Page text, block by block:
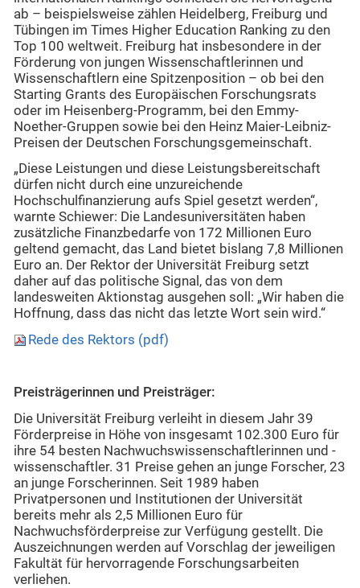
ab – beispielsweise zählen Heidelberg, Freiburg und
Tübingen im Times Higher Education Ranking zu den
Top 100 weltweit. Freiburg hat insbesondere in der
Förderung von jungen Wissenschaftlerinnen und
Wissenschaftlern eine Spitzenposition – ob bei den
Starting Grants des Europäischen Forschungsrats
oder im Heisenberg-Programm, bei den Emmy-
Noether-Gruppen sowie bei den Heinz Maier-Leibniz-
Preisen der Deutschen Forschungsgemeinschaft.
„Diese Leistungen und diese Leistungsbereitschaft
dürfen nicht durch eine unzureichende
Hochschulfinanzierung aufs Spiel gesetzt werden“,
warnte Schiewer: Die Landesuniversitäten haben
zusätzliche Finanzbedarfe von 172 Millionen Euro
geltend gemacht, das Land bietet bislang 7,8 Millionen
Euro an. Der Rektor der Universität Freiburg setzt
daher auf das politische Signal, das von dem
landesweiten Aktionstag ausgehen soll: „Wir haben die
Hoffnung, dass das nicht das letzte Wort sein wird.“
Rede des Rektors (pdf)
Preisträgerinnen und Preisträger:
Die Universität Freiburg verleiht in diesem Jahr 39
Förderpreise in Höhe von insgesamt 102.300 Euro für
ihre 54 besten Nachwuchswissenschaftlerinnen und -
wissenschaftler. 31 Preise gehen an junge Forscher, 23
an junge Forscherinnen. Seit 1989 haben
Privatpersonen und Institutionen der Universität
bereits mehr als 2,5 Millionen Euro für
Nachwuchsförderpreise zur Verfügung gestellt. Die
Auszeichnungen werden auf Vorschlag der jeweiligen
Fakultät für hervorragende Forschungsarbeiten
verliehen.